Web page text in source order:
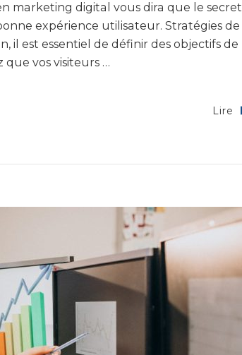
marketing digital vous dira que le secret
expérience utilisateur. Stratégies de
il est essentiel de définir des objectifs de
que vos visiteurs …
Lire